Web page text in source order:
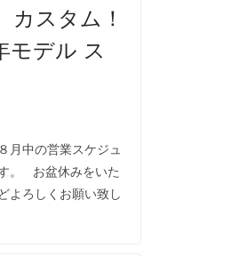
スタム！
モデル ス
月中の営業スケジュ
。 お盆休みをいた
よろしくお願い致し